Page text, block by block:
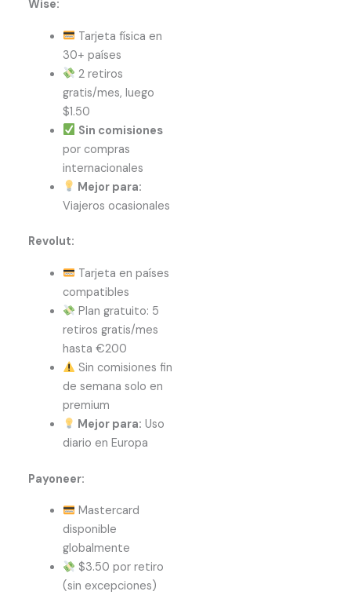
Wise:
Tarjeta física en
30+ países
2 retiros
gratis/mes, luego
$1.50
Sin comisiones
por compras
internacionales
Mejor para:
Viajeros ocasionales
Revolut:
Tarjeta en países
compatibles
Plan gratuito: 5
retiros gratis/mes
hasta €200
Sin comisiones fin
de semana solo en
premium
Mejor para: Uso
diario en Europa
Payoneer:
Mastercard
disponible
globalmente
$3.50 por retiro
(sin excepciones)